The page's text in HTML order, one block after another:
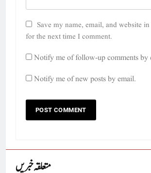
Save my name, email, and website
for the next time I comment.
Notify me of follow-up comments by
Notify me of new posts by email.
متعلقہ خبریں